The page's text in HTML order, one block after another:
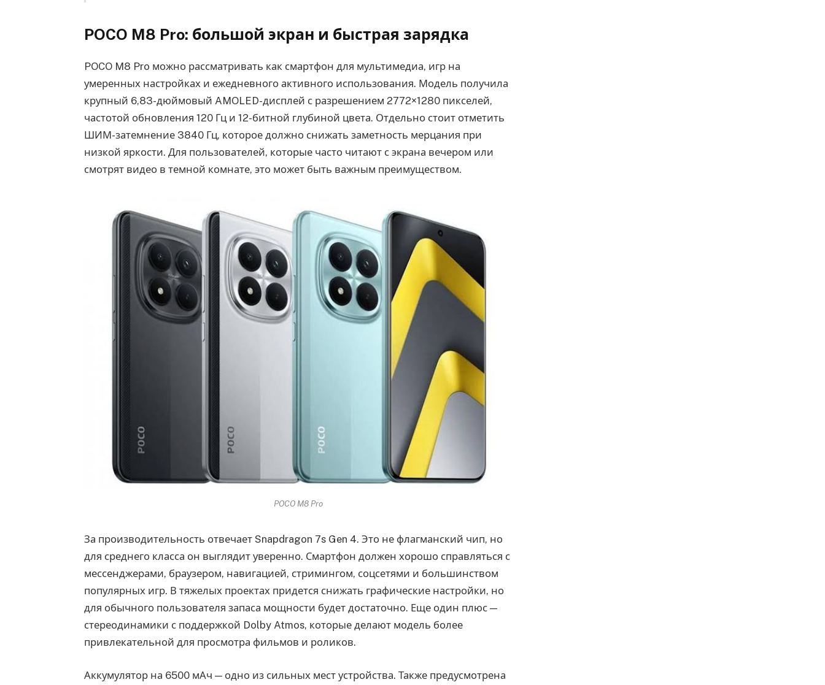
POCO M8 Pro: большой экран и быстрая зарядка
POCO M8 Pro можно рассматривать как смартфон для мультимедиа, игр на
умеренных настройках и ежедневного активного использования. Модель получила
крупный 6,83-дюймовый AMOLED-дисплей с разрешением 2772×1280 пикселей,
частотой обновления 120 Гц и 12-битной глубиной цвета. Отдельно стоит отметить
ШИМ-затемнение 3840 Гц, которое должно снижать заметность мерцания при
низкой яркости. Для пользователей, которые часто читают с экрана вечером или
смотрят видео в темной комнате, это может быть важным преимуществом.
POCO M8 Pro
За производительность отвечает Snapdragon 7s Gen 4. Это не флагманский чип, но
для среднего класса он выглядит уверенно. Смартфон должен хорошо справляться с
мессенджерами, браузером, навигацией, стримингом, соцсетями и большинством
популярных игр. В тяжелых проектах придется снижать графические настройки, но
для обычного пользователя запаса мощности будет достаточно. Еще один плюс —
стереодинамики с поддержкой Dolby Atmos, которые делают модель более
привлекательной для просмотра фильмов и роликов.
Аккумулятор на 6500 мАч — одно из сильных мест устройства. Также предусмотрена